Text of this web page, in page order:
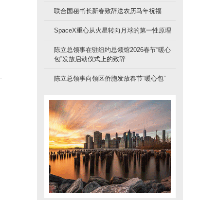
联合国秘书长新春致辞送农历马年祝福
SpaceX重心从火星转向月球的第一性原理
陈立总领事在驻纽约总领馆2026春节“暖心
包”发放启动仪式上的致辞
陈立总领事向领区侨胞发放春节“暖心包”